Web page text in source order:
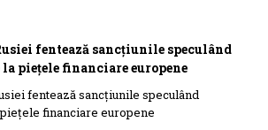
fentează sancțiunile speculând
piețele financiare europene